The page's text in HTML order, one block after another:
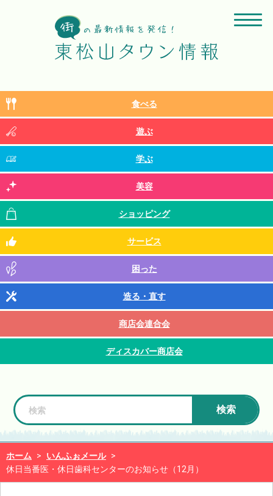
食べる
遊ぶ
学ぶ
美容
ショッピング
サービス
困った
造る・直す
商店会連合会
ディスカバー商店会
検索
ホーム > いんふぉメール >
休日当番医・休日歯科センターのお知らせ（12月）